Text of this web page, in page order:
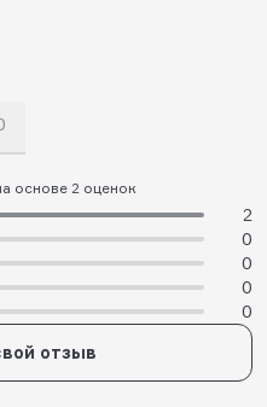
основе 2 оценок
2
0
0
0
0
отзыв